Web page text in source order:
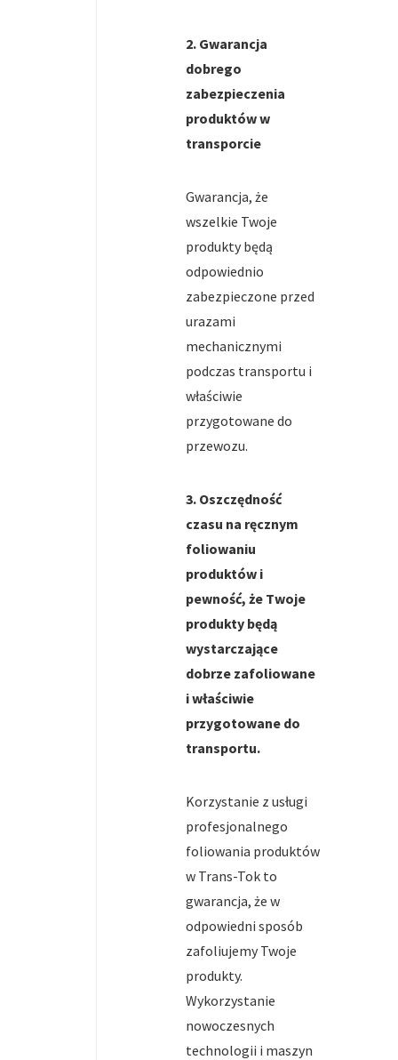
2. Gwarancja
dobrego
zabezpieczenia
produktów w
transporcie
Gwarancja, że
wszelkie Twoje
produkty będą
odpowiednio
zabezpieczone przed
urazami
mechanicznymi
podczas transportu i
właściwie
przygotowane do
przewozu.
3. Oszczędność
czasu na ręcznym
foliowaniu
produktów i
pewność, że Twoje
produkty będą
wystarczające
dobrze zafoliowane
i właściwie
przygotowane do
transportu.
Korzystanie z usługi
profesjonalnego
foliowania produktów
w Trans-Tok to
gwarancja, że w
odpowiedni sposób
zafoliujemy Twoje
produkty.
Wykorzystanie
nowoczesnych
technologii i maszyn